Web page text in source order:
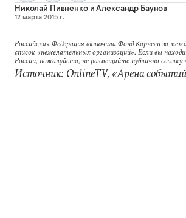
Николай ПивненкоиАлександр Баунов
12 марта 2015 г.
Российская Федерация включила Фонд Карнеги за
список «нежелательных организаций». Если вы
России, пожалуйста, не размещайте публично
Источник: OnlineTV, «Арена